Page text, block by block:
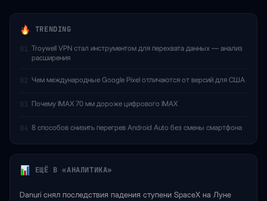
TRENDING
01 Troywell VPN стал инструментом для перехвата данных — анализ
расширения
02 Чем международные Google Pixel отличаются от версий для США
03 Почему IMAX 70 мм дороже цифрового IMAX
04 8 способов снизить перегрев Android Auto без смены смартфона
ЕЩЁ В «АНАЛИТИКА»
Danuri снял последствия падения ступени SpaceX на Луне